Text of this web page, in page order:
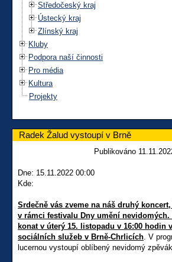
Středočeský kraj
Ústecký kraj
Zlínský kraj
Kluby
Podpora naší činnosti
Pro média
Kultura
Projekty
Radek Žalud vystoupí v Brně
Publikováno
Dne: 15.11.2022 00:00
Kde:
Srdečně vás zveme na náš druhý
v rámci festivalu Dny umění nevidomých.
konat v úterý 15. listopadu v 16:00 hodin
sociálních služeb v Brně-Chrlicích. V
lucernou vystoupí oblíbený nevidomý